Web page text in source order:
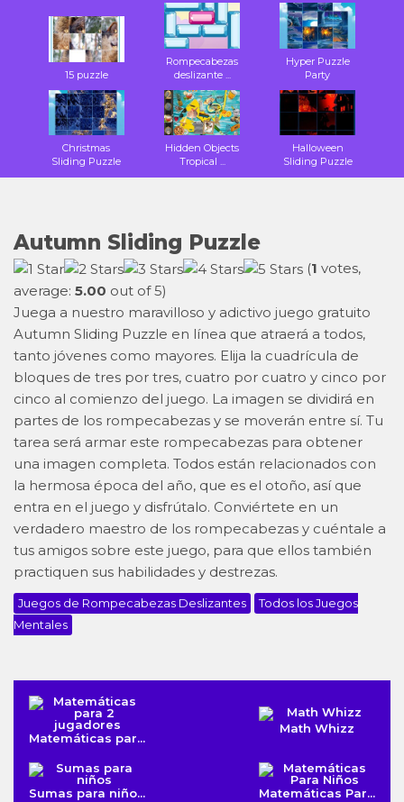
15 puzzle
Rompecabezas
deslizante ...
Hyper Puzzle
Party
Christmas
Sliding Puzzle
Hidden Objects
Tropical ...
Halloween
Sliding Puzzle
Autumn Sliding Puzzle
(1 votes,
average: 5.00 out of 5)
Juega a nuestro maravilloso y adictivo juego gratuito
Autumn Sliding Puzzle en línea que atraerá a todos,
tanto jóvenes como mayores. Elija la cuadrícula de
bloques de tres por tres, cuatro por cuatro y cinco por
cinco al comienzo del juego. La imagen se dividirá en
partes de los rompecabezas y se moverán entre sí. Tu
tarea será armar este rompecabezas para obtener
una imagen completa. Todos están relacionados con
la hermosa época del año, que es el otoño, así que
entra en el juego y disfrútalo. Conviértete en un
verdadero maestro de los rompecabezas y cuéntale a
tus amigos sobre este juego, para que ellos también
practiquen sus habilidades y destrezas.
Juegos de Rompecabezas Deslizantes
Todos los Juegos
Mentales
Matemáticas par...
Math Whizz
Sumas para niño... Matemáticas Par...